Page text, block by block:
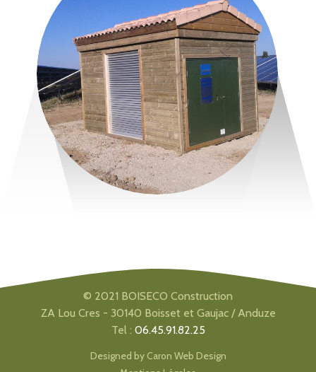
© 2021 BOISECO Construction
ZA Lou Cres - 30140 Boisset et Gaujac / Anduze
Tel : 06.45.91.82.25
Designed by Caron Web Design